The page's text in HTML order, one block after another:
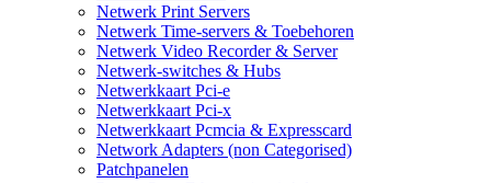
Netwerk Print Servers
Netwerk Time-servers & Toebehoren
Netwerk Video Recorder & Server
Netwerk-switches & Hubs
Netwerkkaart Pci-e
Netwerkkaart Pci-x
Netwerkkaart Pcmcia & Expresscard
Network Adapters (non Categorised)
Patchpanelen